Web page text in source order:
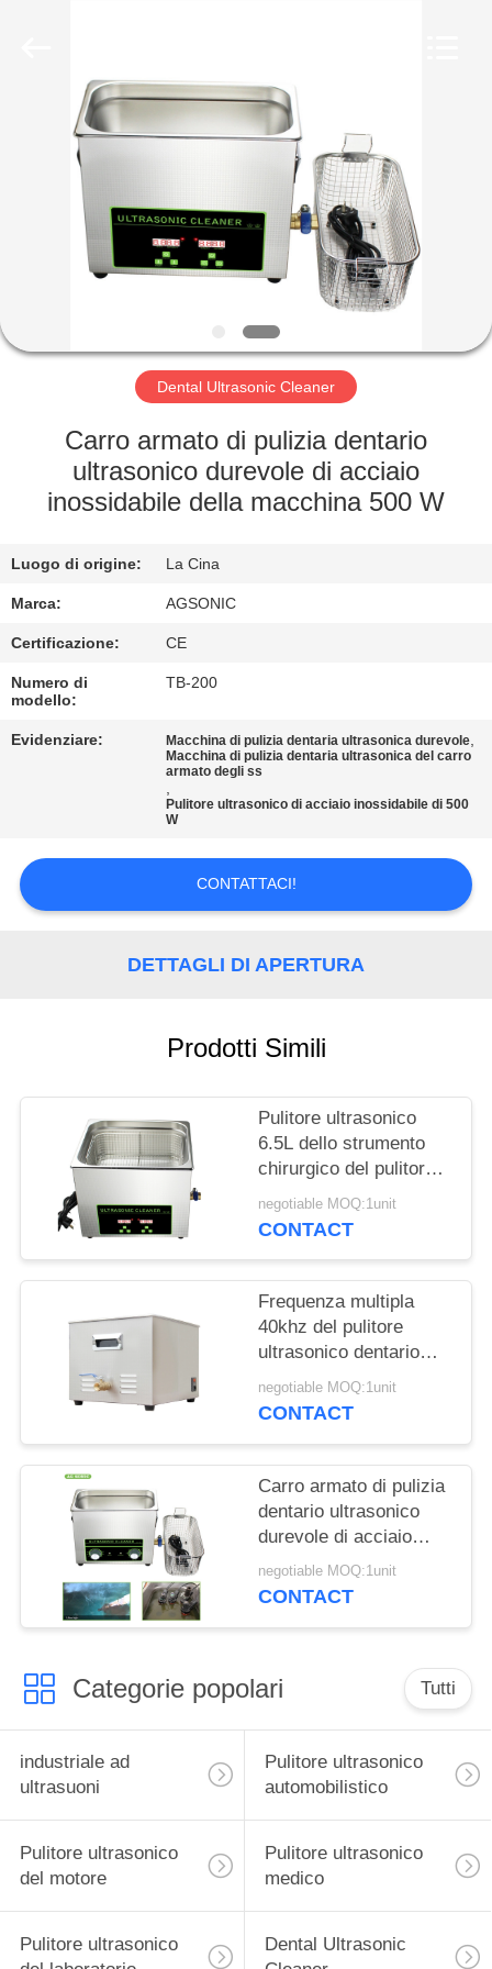
CASA
PRODOTTI
MOSTRA
CIRCA
GIRO
DELLA
CONTROLLO
DI
QUALITÀ
CONTATTICI
RICHIEDA
UNA
CITAZIONE
SITO
PRIVACY
POLICY
Dental Ultrasonic Cleaner
Carro armato di pulizia dentario
ultrasonico durevole di acciaio
inossidabile della macchina 500 W
Luogo di origine: La Cina
Marca: AGSONIC
Certificazione: CE
Numero di
modello:
TB-200
Evidenziare: Macchina di pulizia dentaria ultrasonica durevole,
Macchina di pulizia dentaria ultrasonica del carro
armato degli ss
,
Pulitore ultrasonico di acciaio inossidabile di 500
W
CONTATTACI!
DETTAGLI DI APERTURA
Prodotti Simili
Pulitore ultrasonico
6.5L dello strumento
chirurgico del pulitore
ultrasonico dentario
SS304
negotiable MOQ:1unit
CONTACT
Frequenza multipla
40khz del pulitore
ultrasonico dentario
15L di acciaio
inossidabile
negotiable MOQ:1unit
CONTACT
Carro armato di pulizia
dentario ultrasonico
durevole di acciaio
inossidabile della
macchina 500 W
negotiable MOQ:1unit
CONTACT
Categorie popolari Tutti
industriale ad
ultrasuoni
Pulitore ultrasonico
automobilistico
Pulitore ultrasonico
del motore
Pulitore ultrasonico
medico
Pulitore ultrasonico
Dental Ultrasonic